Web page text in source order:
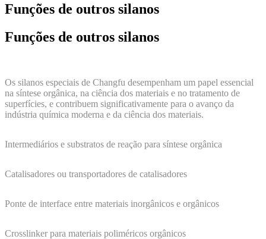
Funções de outros silanos
Funções de outros silanos
Os silanos especiais de Changfu desempenham um papel essencial
na síntese orgânica, na ciência dos materiais e no tratamento de
superfícies, e contribuem significativamente para o avanço da
indústria química moderna e da ciência dos materiais.
Intermediários e substratos de reação para síntese orgânica
Catalisadores ou transportadores de catalisadores
Ponte de interface entre materiais inorgânicos e orgânicos
Crosslinker para materiais poliméricos orgânicos